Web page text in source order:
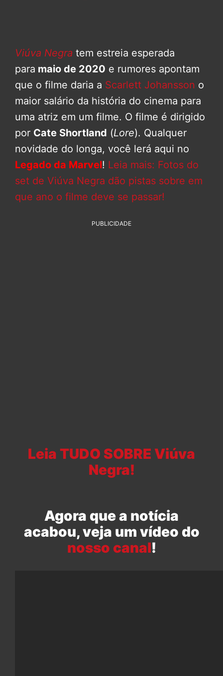
Viúva Negra tem estreia esperada
para maio de 2020 e rumores apontam
que o filme daria a Scarlett Johansson o
maior salário da história do cinema para
uma atriz em um filme. O filme é dirigido
por Cate Shortland (Lore). Qualquer
novidade do longa, você lerá aqui no
Legado da Marvel! Leia mais: Fotos do
set de Viúva Negra dão pistas sobre em
que ano o filme deve se passar!
PUBLICIDADE
Leia TUDO SOBRE Viúva
Negra!
Agora que a notícia
acabou, veja um vídeo do
nosso canal!